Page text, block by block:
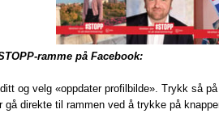
ramme på Facebook:
og velg «oppdater profilbilde». Trykk så
gå direkte til rammen ved å trykke på